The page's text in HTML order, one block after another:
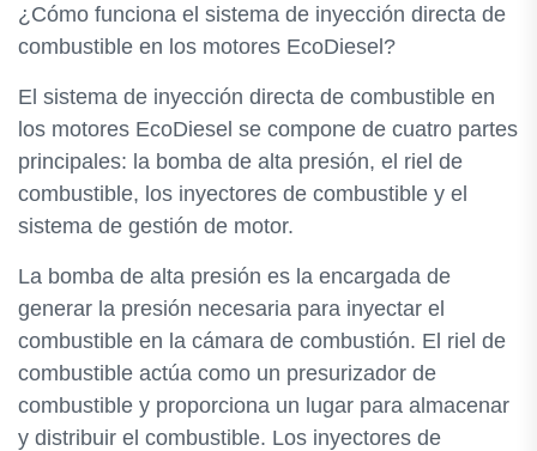
¿Cómo funciona el sistema de inyección directa de
combustible en los motores EcoDiesel?
El sistema de inyección directa de combustible en
los motores EcoDiesel se compone de cuatro partes
principales: la bomba de alta presión, el riel de
combustible, los inyectores de combustible y el
sistema de gestión de motor.
La bomba de alta presión es la encargada de
generar la presión necesaria para inyectar el
combustible en la cámara de combustión. El riel de
combustible actúa como un presurizador de
combustible y proporciona un lugar para almacenar
y distribuir el combustible. Los inyectores de